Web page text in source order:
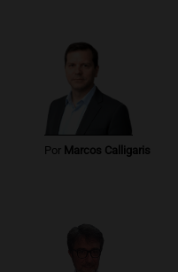
Por Marcos Calligaris